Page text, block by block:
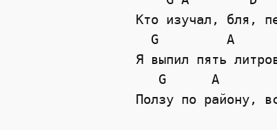
Кто изучал, бля,
G
A
Я выпил пять
G
A
Ползу по району,